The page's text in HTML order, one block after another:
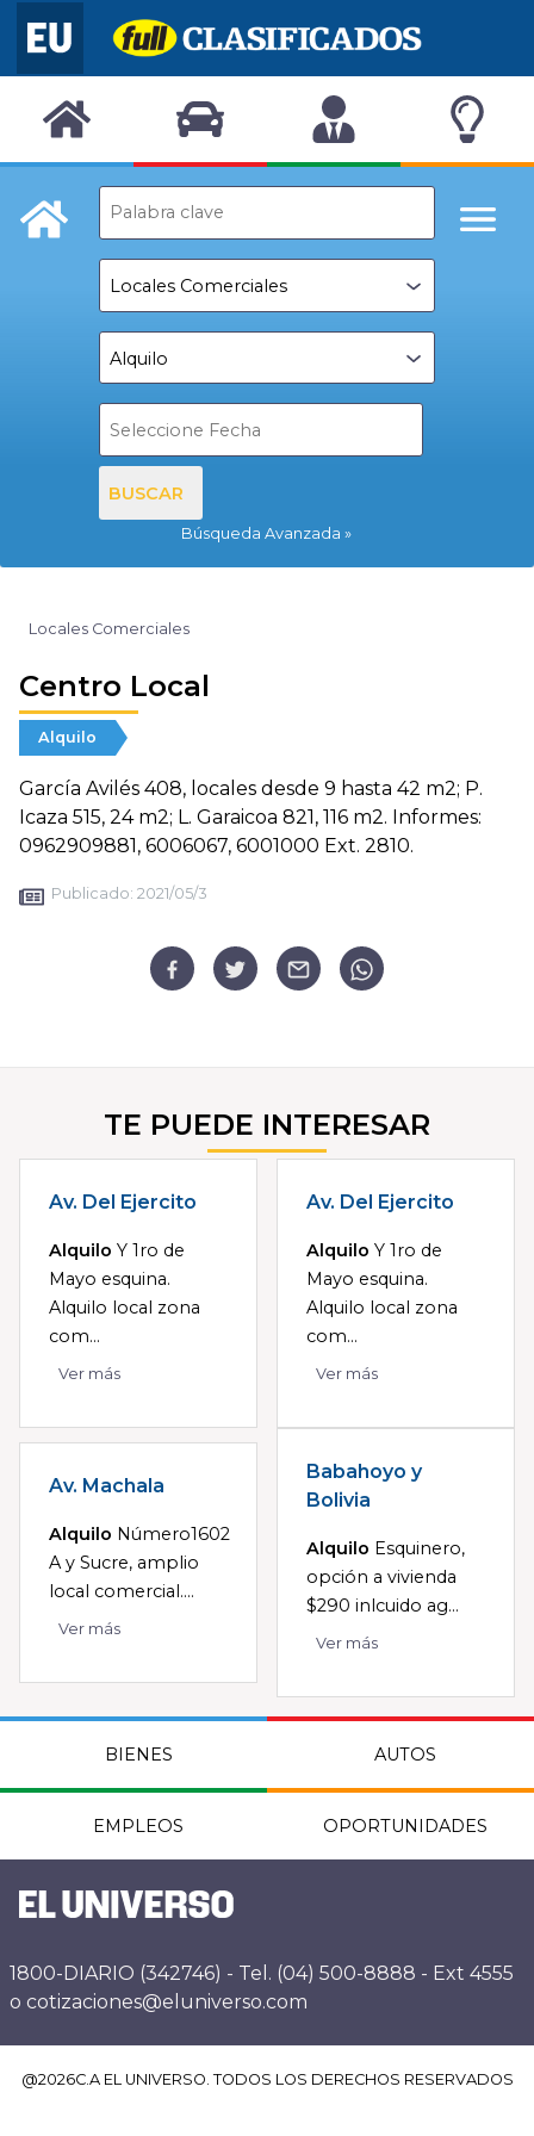
BUSCAR
Búsqueda Avanzada
Locales Comerciales
Centro Local
Alquilo
García Avilés 408, locales desde 9 hasta 42 m2; P.
Icaza 515, 24 m2; L. Garaicoa 821, 116 m2. Informes:
0962909881, 6006067, 6001000 Ext. 2810.
Publicado: 2021/05/3
TE PUEDE INTERESAR
Av. Del Ejercito
Alquilo Y 1ro de
Mayo esquina.
Alquilo local zona
com...
Ver más
Av. Del Ejercito
Alquilo Y 1ro de
Mayo esquina.
Alquilo local zona
com...
Ver más
Av. Machala
Alquilo Número1602
A y Sucre, amplio
local comercial....
Ver más
Babahoyo y
Bolivia
Alquilo Esquinero,
opción a vivienda
$290 inlcuido ag...
Ver más
BIENES AUTOS
EMPLEOS OPORTUNIDADES
1800-DIARIO (342746) - Tel. (04) 500-8888 - Ext 4555
o cotizaciones@eluniverso.com
@2026C.A EL UNIVERSO. TODOS LOS DERECHOS RESERVADOS